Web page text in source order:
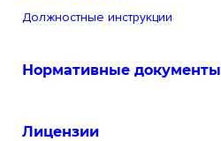
Должностные инструкции
Нормативные документы
Лицензии